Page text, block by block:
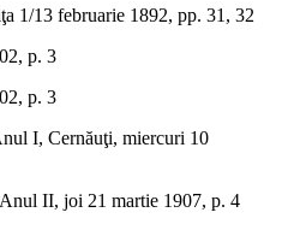
1/13 februarie 1892, pp. 31, 32
p. 3
p. 3
I, Cernăuţi, miercuri 10
II, joi 21 martie 1907, p. 4